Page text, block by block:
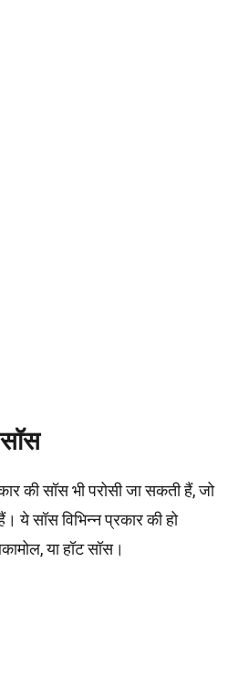
की सॉस भी परोसी जा सकती हैं, जो
ये सॉस विभिन्न प्रकार की हो
या हॉट सॉस।